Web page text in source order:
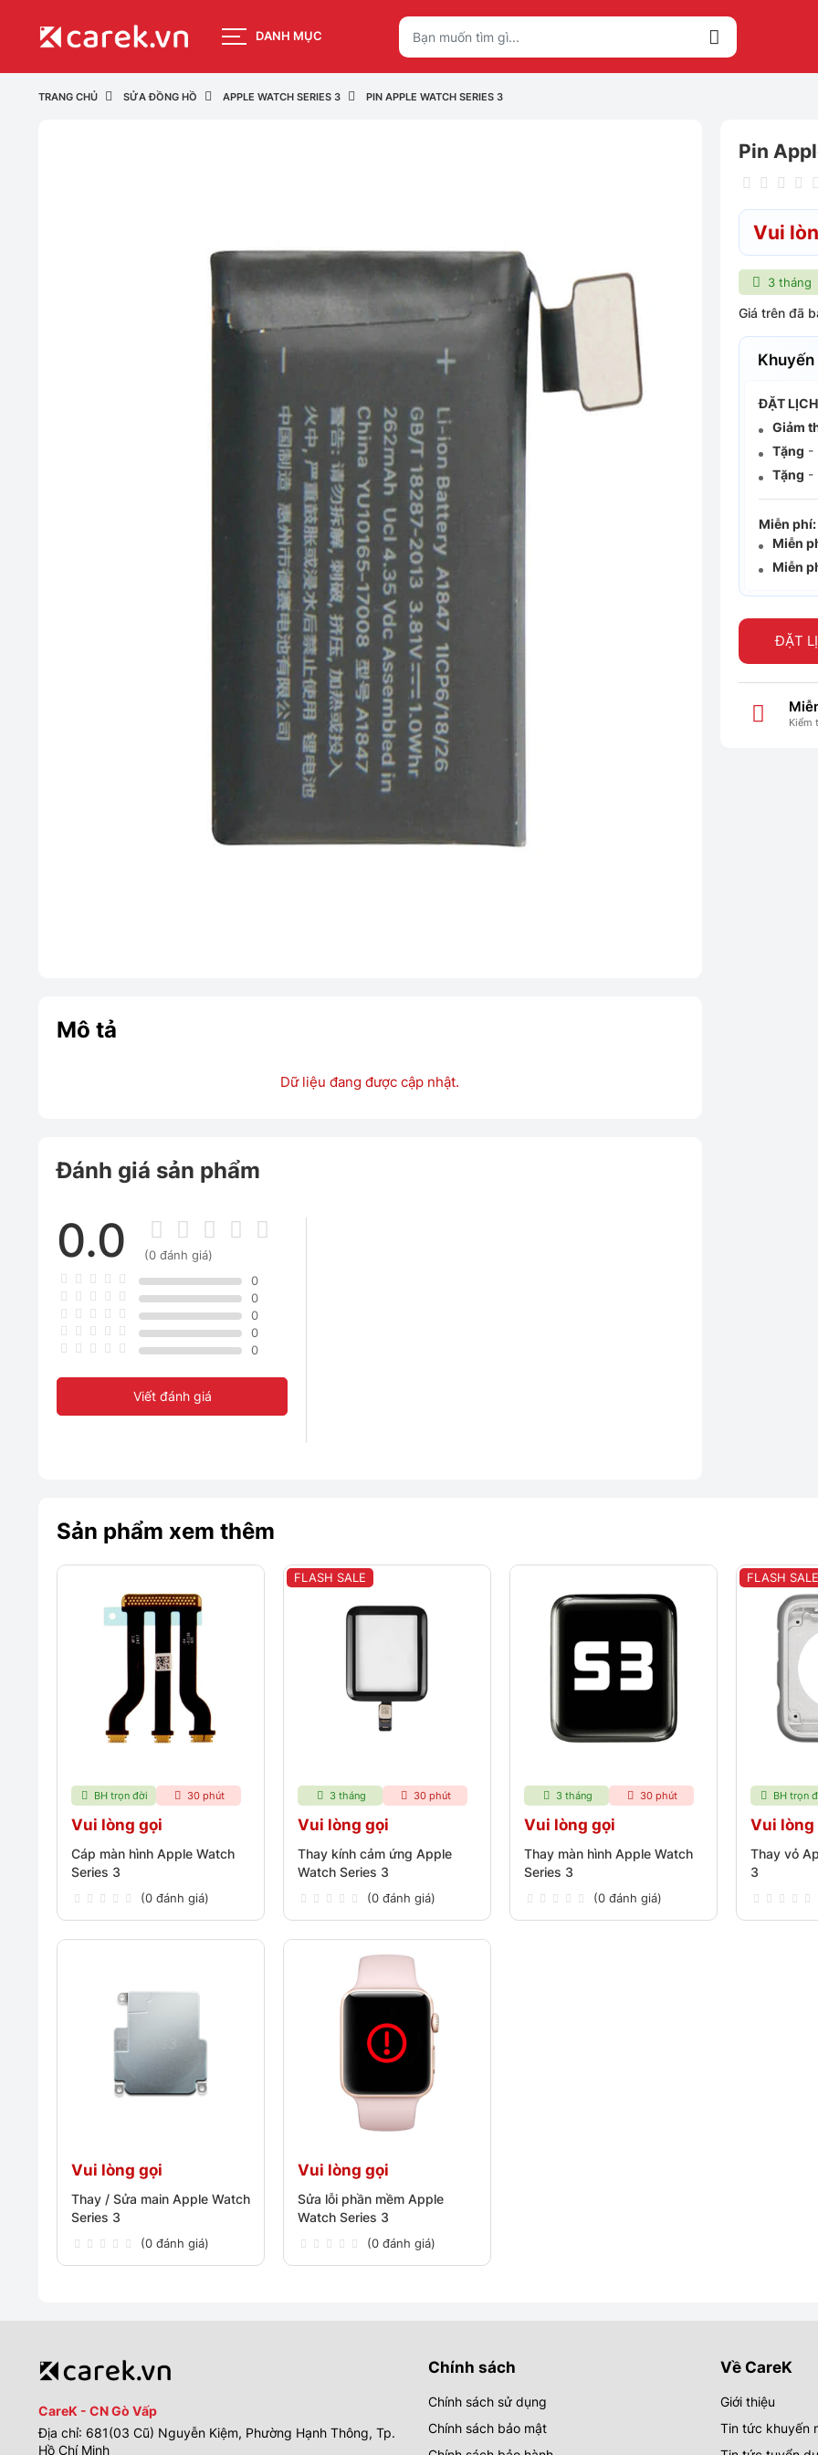
DANH MỤC
TRANG CHỦ SỬA ĐỒNG HỒ APPLE WATCH SERIES 3 PIN APPLE WATCH SERIES 3
Mô tả
Dữ liệu đang được cập nhật.
Đánh giá sản phẩm
0.0
(0 đánh giá)
0
0
0
0
0
Viết đánh giá
Pin
Vui
3 tháng
Giá trên đã
Khuyến
ĐẶT
Giảm
Tặng -
Tặng -
Miễn phí:
Miễn
Miễn
ĐẶT
Kiểm
Sản phẩm xem thêm
BH trọn đời 30 phút
Vui lòng gọi
Cáp màn hình Apple Watch
Series 3
(0 đánh giá)
FLASH SALE
3 tháng 30 phút
Vui lòng gọi
Thay kính cảm ứng Apple
Watch Series 3
(0 đánh giá)
3 tháng 30 phút
Vui lòng gọi
Thay màn hình Apple Watch
Series 3
(0 đánh giá)
FLASH SALE
BH trọn
Vui lòng
Thay vỏ
3
Vui lòng gọi
Thay / Sửa main Apple Watch
Series 3
(0 đánh giá)
Vui lòng gọi
Sửa lỗi phần mềm Apple
Watch Series 3
(0 đánh giá)
CareK - CN Gò Vấp
Địa chỉ: 681(03 Cũ) Nguyễn Kiệm, Phường Hạnh Thông, Tp.
Hồ Chí Minh
Chính sách
Chính sách sử dụng
Chính sách bảo mật
Về CareK
Giới thiệu
Tin tức khuyến